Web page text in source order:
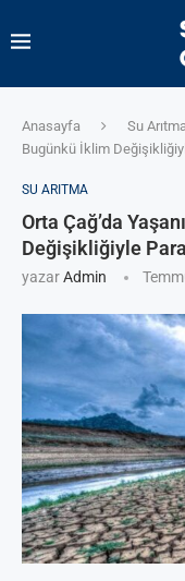
Anasayfa Su Arıtma
Bugünkü İklim
SU ARITMA
Orta Çağ’da
Değişikliğiyle
yazarAdmin